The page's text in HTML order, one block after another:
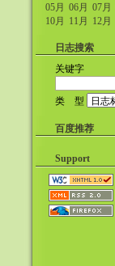
05月 06月 07月
10月
11月 12月
日志搜索
关键字
类 型
百度推荐
Support